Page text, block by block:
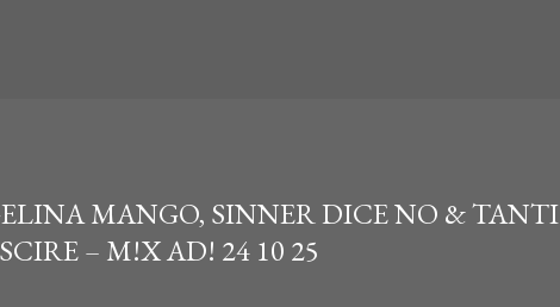
MANGO, SINNER DICE NO & TANTI
– M!X AD! 24 10 25